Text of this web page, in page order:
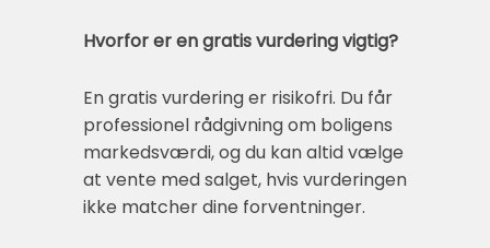
Hvorfor er en gratis vurdering vigtig?
En gratis vurdering er risikofri. Du får
professionel rådgivning om boligens
markedsværdi, og du kan altid vælge
at vente med salget, hvis vurderingen
ikke matcher dine forventninger.